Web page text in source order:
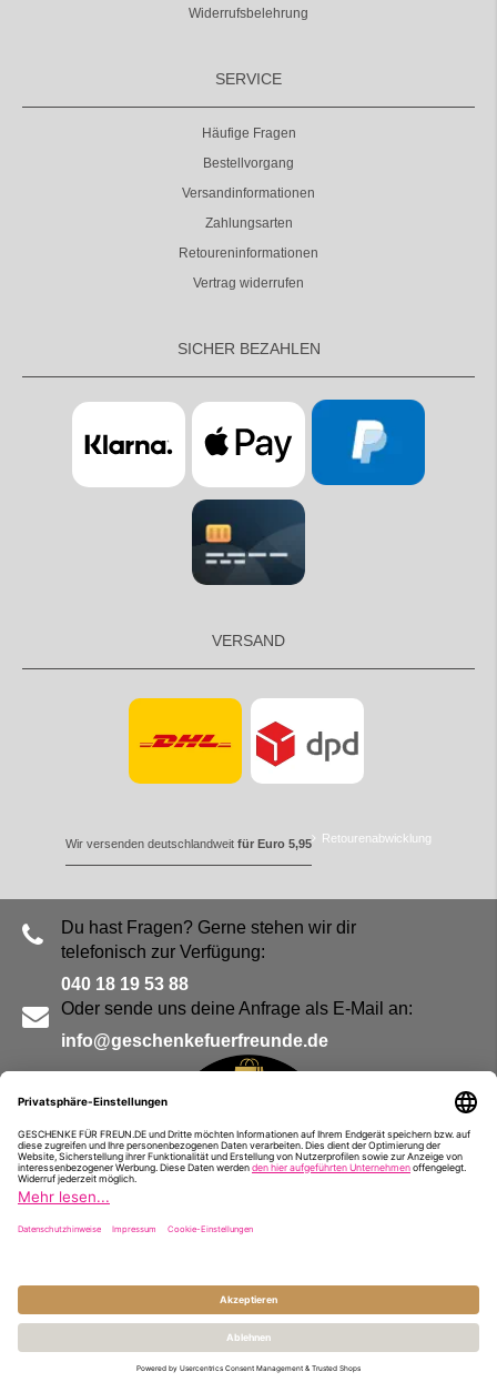
Widerrufsbelehrung
SERVICE
Häufige Fragen
Bestellvorgang
Versandinformationen
Zahlungsarten
Retoureninformationen
Vertrag widerrufen
SICHER BEZAHLEN
VERSAND
Wir versenden deutschlandweit für Euro 5,95 Retourenabwicklung
Du hast Fragen? Gerne stehen wir dir
telefonisch zur Verfügung:
040 18 19 53 88
Oder sende uns deine Anfrage als E-Mail an:
info@geschenkefuerfreunde.de
Impressum
© Geschenke für Freunde